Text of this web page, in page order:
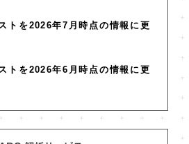
ト を2026年7月時点の情報に更
ト を2026年6月時点の情報に更